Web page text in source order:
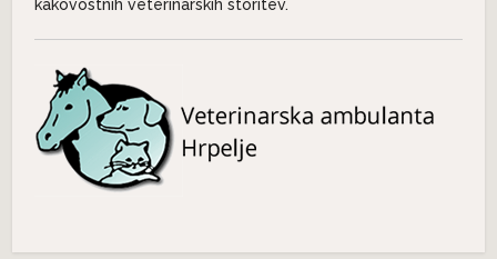
kakovostnih veterinarskih storitev.